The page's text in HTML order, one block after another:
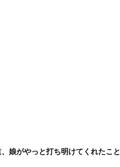
娘がやっと打ち明けてくれたこと